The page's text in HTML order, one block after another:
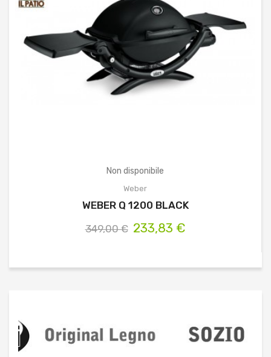
Non disponibile
Weber
WEBER Q 1200 BLACK
349,00 € 233,83 €